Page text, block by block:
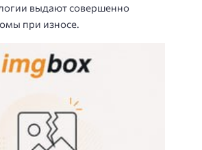
выдают совершенно
при износе.